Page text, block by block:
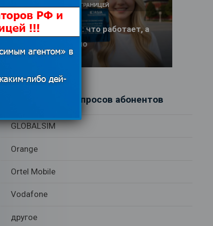
Интернет в Китае: что работает, а
что заблокировано
ИНТЕРНЕТА И СВЯЗИ ЗА ГРАНИЦЕЙ
17.06.2026
Рубрики вопросов абонентов
GLOBALSIM
Orange
Ortel Mobile
Vodafone
другое